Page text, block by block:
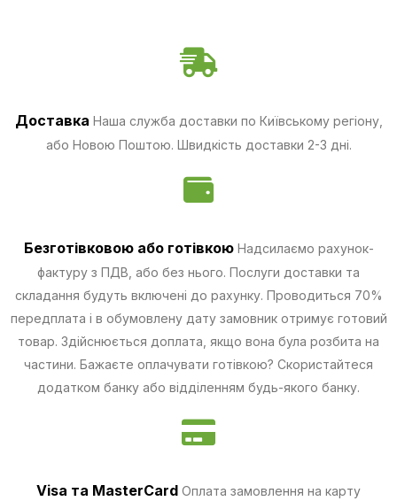
Доставка Наша служба доставки по Київському регіону,
або Новою Поштою. Швидкість доставки 2-3 дні.
Безготівковою або готівкою Надсилаємо рахунок-
фактуру з ПДВ, або без нього. Послуги доставки та
складання будуть включені до рахунку. Проводиться 70%
передплата і в обумовлену дату замовник отримує готовий
товар. Здійснюється доплата, якщо вона була розбита на
частини. Бажаєте оплачувати готівкою? Скористайтеся
додатком банку або відділенням будь-якого банку.
Visa та MasterCard Оплата замовлення на карту